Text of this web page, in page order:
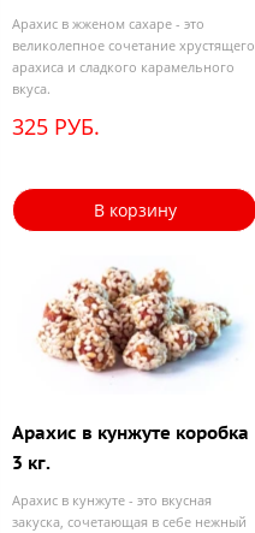
Арахис в жженом сахаре - это
великолепное сочетание хрустящего
арахиса и сладкого карамельного
вкуса.
325 РУБ.
В корзину
Арахис в кунжуте коробка
3 кг.
Арахис в кунжуте - это вкусная
закуска, сочетающая в себе нежный